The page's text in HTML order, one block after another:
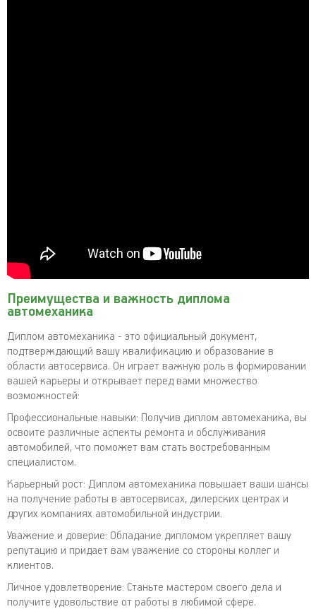
Преимущества и важность диплома
автомеханика
Диплом автомеханика - это официальный документ,
подтверждающий вашу квалификацию и образование в
области автосервиса. Он играет важную роль в формировании
вашей карьеры и открывает перед вами множество
возможностей:
Профессиональные навыки: Получив диплом автомеханика, вы
освоите различные аспекты ремонта и обслуживания
автомобилей, что поможет вам стать востребованным
специалистом.
Карьерный рост: Диплом автомеханика повышает ваши шансы
на получение работы в автосервисах, дилерских центрах и
других компаниях автомобильной индустрии.
Уважение и доверие: Обладание дипломом укрепляет вашу
репутацию и придает вам уважение со стороны коллег и
клиентов.
Личное удовлетворение: Станьте мастером своего дела и
получите удовольствие от работы в любимой сфере.